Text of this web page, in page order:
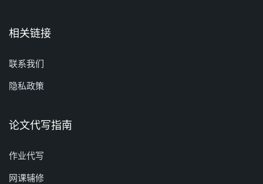
相关链接
联系我们
隐私政策
论文代写指南
作业代写
网课辅修